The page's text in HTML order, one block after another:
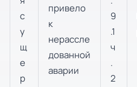
с
у
щ
е
р
привело
к
нерассле
дованной
аварии
9
.1
ч
.
2